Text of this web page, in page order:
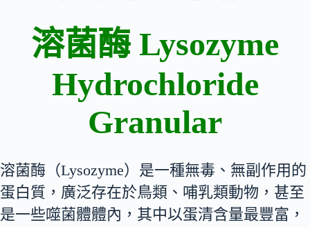
溶菌酶 Lysozyme
Hydrochloride
Granular
溶菌酶（Lysozyme）是一種無毒、無副作用的
蛋白質，廣泛存在於鳥類、哺乳類動物，甚至
是一些噬菌體體內，其中以蛋清含量最豐富，